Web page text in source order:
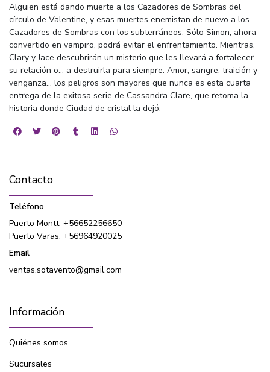
Alguien está dando muerte a los Cazadores de Sombras del
círculo de Valentine, y esas muertes enemistan de nuevo a los
Cazadores de Sombras con los subterráneos. Sólo Simon, ahora
convertido en vampiro, podrá evitar el enfrentamiento. Mientras,
Clary y Jace descubrirán un misterio que les llevará a fortalecer
su relación o... a destruirla para siempre. Amor, sangre, traición y
venganza... los peligros son mayores que nunca es esta cuarta
entrega de la exitosa serie de Cassandra Clare, que retoma la
historia donde Ciudad de cristal la dejó.
Contacto
Teléfono
Puerto Montt: +56652256650
Puerto Varas: +56964920025
Email
ventas.sotavento@gmail.com
Información
Quiénes somos
Sucursales